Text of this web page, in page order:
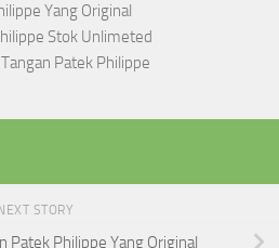
Yang Original
Stok Unlimeted
Patek Philippe
NEXT STORY
Patek Philippe Yang Original